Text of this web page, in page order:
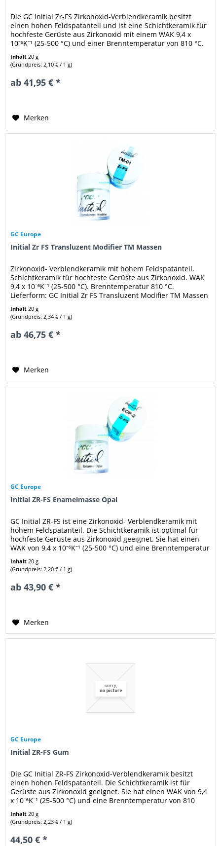
Die GC Initial Zr-FS Zirkonoxid-Verblendkeramik besitzt
einen hohen Feldspatanteil und ist eine Schichtkeramik für
hochfeste Gerüste aus Zirkonoxid mit einem WAK 9,4 x
10⁻⁶K⁻¹ (25-500 °C) und einer Brenntemperatur von 810 °C.
Inhalt 20 g
(Grundpreis: 2,10 € / 1 g)
ab 41,95 € *
Merken
GC Europe
Initial Zr FS Transluzent Modifier TM Massen
Zirkonoxid- Verblendkeramik mit hohem Feldspatanteil.
Schichtkeramik für hochfeste Gerüste aus Zirkonoxid. WAK
9,4 x 10⁻⁶K⁻¹ (25-500 °C). Brenntemperatur 810 °C.
Lieferform: GC Initial Zr FS Transluzent Modifier TM Massen
Inhalt20 g
(Grundpreis: 2,34 € / 1 g)
ab 46,75 € *
Merken
GC Europe
Initial ZR-FS Enamelmasse Opal
GC Initial ZR-FS ist eine Zirkonoxid- Verblendkeramik mit
hohem Feldspatanteil. Die Schichtkeramik ist optimal für
hochfeste Gerüste aus Zirkonoxid geeignet. Sie hat einen
WAK von 9,4 x 10⁻⁶K⁻¹ (25-500 °C) und eine Brenntemperatur
Inhalt20 g
(Grundpreis: 2,20 € / 1 g)
ab 43,90 € *
Merken
GC Europe
Initial ZR-FS Gum
Die GC Initial ZR-FS Zirkonoxid-Verblendkeramik besitzt
einen hohen Feldspatanteil. Die Schichtkeramik ist für
Gerüste aus Zirkonoxid geeignet. Sie hat einen WAK von 9,4
x 10⁻⁶K⁻¹ (25-500 °C) und eine Brenntemperatur von 810
Inhalt 20 g
(Grundpreis: 2,23 € / 1 g)
44,50 € *